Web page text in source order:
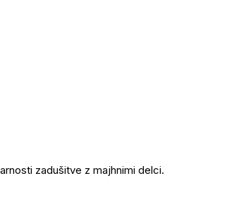
zadušitve z majhnimi delci.